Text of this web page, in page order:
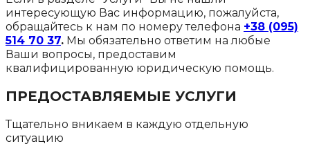
интересующую Вас информацию, пожалуйста,
обращайтесь к нам по номеру телефона +38 (095)
514 70 37. Мы обязательно ответим на любые
Ваши вопросы, предоставим
квалифицированную юридическую помощь.
ПРЕДОСТАВЛЯЕМЫЕ УСЛУГИ
Тщательно вникаем в каждую отдельную
ситуацию